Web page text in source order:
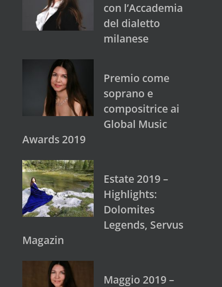
con l’Accademia
del dialetto
milanese
Premio come
soprano e
compositrice ai
Global Music
Awards 2019
Estate 2019 –
Highlights:
Dolomites
Legends, Servus
Magazin
Maggio 2019 –